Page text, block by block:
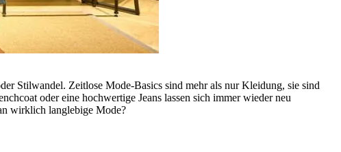
Stilwandel. Zeitlose Mode-Basics sind mehr als nur Kleidung, sie sind
oder eine hochwertige Jeans lassen sich immer wieder neu
wirklich langlebige Mode?